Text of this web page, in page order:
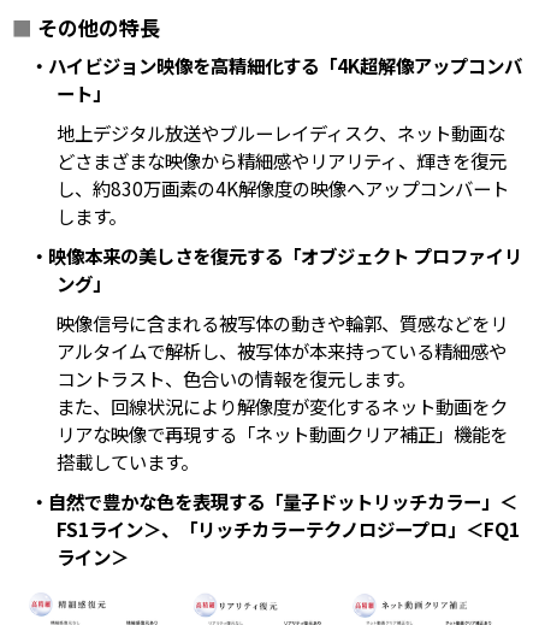
■ その他の特長
・ハイビジョン映像を高精細化する「4K超解像アップコンバ
ート」
地上デジタル放送やブルーレイディスク、ネット動画な
どさまざまな映像から精細感やリアリティ、輝きを復元
し、約830万画素の4K解像度の映像へアップコンバート
します。
・映像本来の美しさを復元する「オブジェクト プロファイリ
ング」
映像信号に含まれる被写体の動きや輪郭、質感などをリ
アルタイムで解析し、被写体が本来持っている精細感や
コントラスト、色合いの情報を復元します。
また、回線状況により解像度が変化するネット動画をク
リアな映像で再現する「ネット動画クリア補正」機能を
搭載しています。
・自然で豊かな色を表現する「量子ドットリッチカラー」＜
FS1ライン＞、「リッチカラーテクノロジープロ」＜FQ1
ライン＞